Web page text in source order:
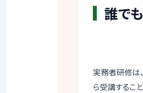
誰で
実務者研修は
ら受講するこ